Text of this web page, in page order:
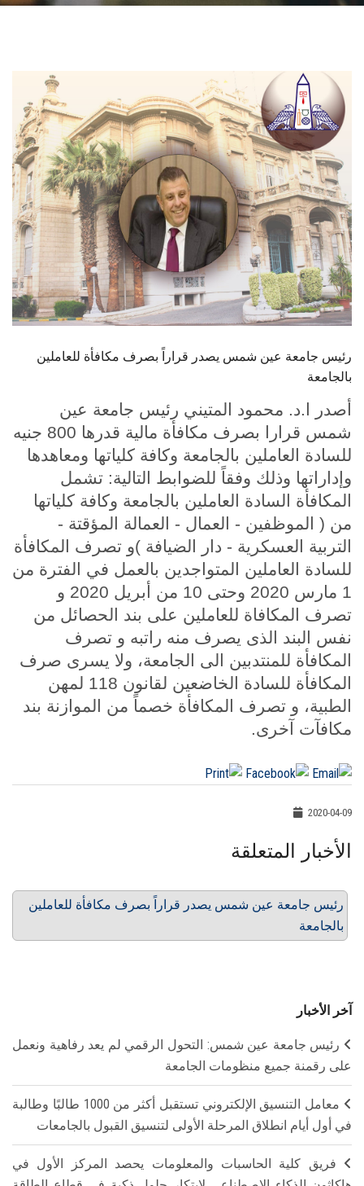
الطلاب
هيئة التدريس
الدراسات العليا
الخريجين
الموظفون
الزائـرون
رئيس جامعة عين شمس يصدر قراراً بصرف مكافأة للعاملين
بالجامعة
أصدر ا.د. محمود المتيني رئيس جامعة عين
شمس قرارا بصرف مكافأة مالية قدرها 800 جنيه
للسادة العاملين بالجامعة وكافة كلياتها ومعاهدها
وإداراتها وذلك وفقاً للضوابط التالية: تشمل
المكافأة السادة العاملين بالجامعة وكافة كلياتها
من ( الموظفين - العمال - العمالة المؤقتة -
التربية العسكرية - دار الضيافة )و تصرف المكافأة
للسادة العاملين المتواجدين بالعمل في الفترة من
1 مارس 2020 وحتى 10 من أبريل 2020 و
تصرف المكافاة للعاملين على بند الحصائل من
نفس البند الذى يصرف منه راتبه و تصرف
المكافأة للمنتدبين الى الجامعة، ولا يسرى صرف
المكافأة للسادة الخاضعين لقانون 118 لمهن
الطبية، و تصرف المكافأة خصماً من الموازنة بند
مكافآت آخرى.
2020-04-09
الأخبار المتعلقة
رئيس جامعة عين شمس يصدر قراراً بصرف مكافأة للعاملين
بالجامعة
آخر الأخبار
رئيس جامعة عين شمس: التحول الرقمي لم يعد رفاهية ونعمل
على رقمنة جميع منظومات الجامعة
معامل التنسيق الإلكتروني تستقبل أكثر من 1000 طالبًا وطالبة
في أول أيام انطلاق المرحلة الأولى لتنسيق القبول بالجامعات
فريق كلية الحاسبات والمعلومات يحصد المركز الأول في